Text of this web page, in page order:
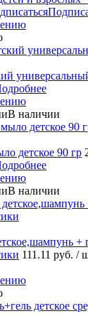
В наличии
детское 90 гр
В наличии
+
111.11 руб. /